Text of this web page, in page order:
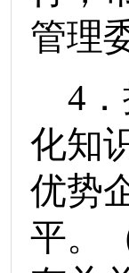
管理
4
化知
优势
平。